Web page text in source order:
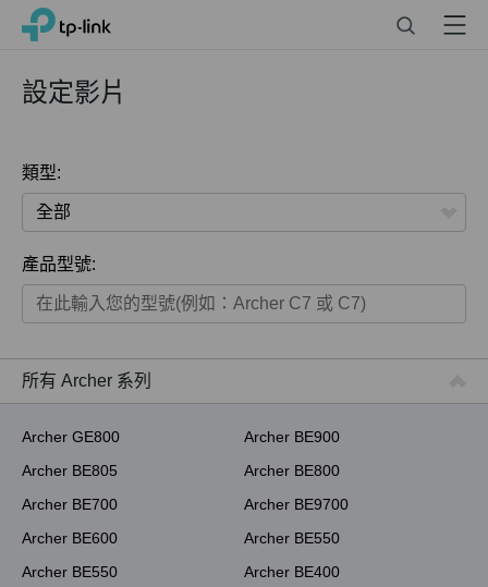
Click
navigation
TP-Link, Reliably Smart Menu
設定影片
類型:
全部
家用產品
商用產品
ISP用產品
產品型號:
所有 Archer 系列
Archer GE800
Archer BE900
Archer BE805
Archer BE800
Archer BE700
Archer BE9700
Archer BE600
Archer BE550
Archer BE550
Archer BE400